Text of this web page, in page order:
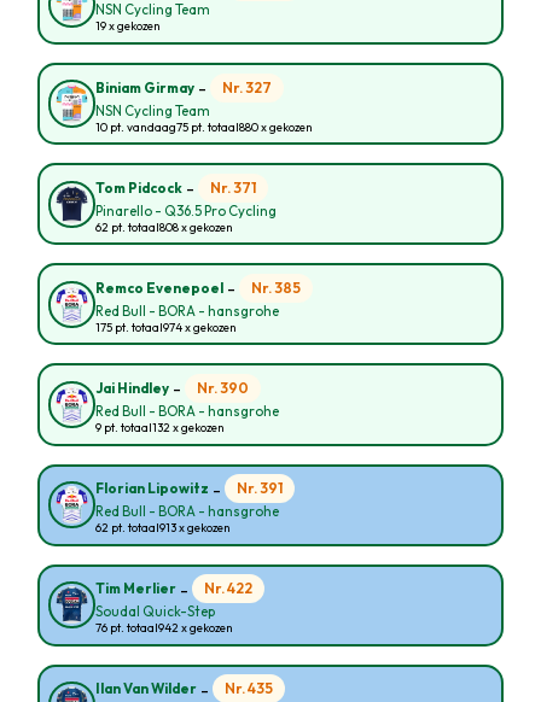
NSN Cycling Team
19 x gekozen
Biniam Girmay - Nr. 327
NSN Cycling Team
10 pt. vandaag75 pt. totaal880 x gekozen
Tom Pidcock - Nr. 371
Pinarello - Q36.5 Pro Cycling
62 pt. totaal808 x gekozen
Remco Evenepoel - Nr. 385
Red Bull - BORA - hansgrohe
175 pt. totaal974 x gekozen
Jai Hindley - Nr. 390
Red Bull - BORA - hansgrohe
9 pt. totaal132 x gekozen
Florian Lipowitz - Nr. 391
Red Bull - BORA - hansgrohe
62 pt. totaal913 x gekozen
Tim Merlier - Nr. 422
Soudal Quick-Step
76 pt. totaal942 x gekozen
Ilan Van Wilder - Nr. 435